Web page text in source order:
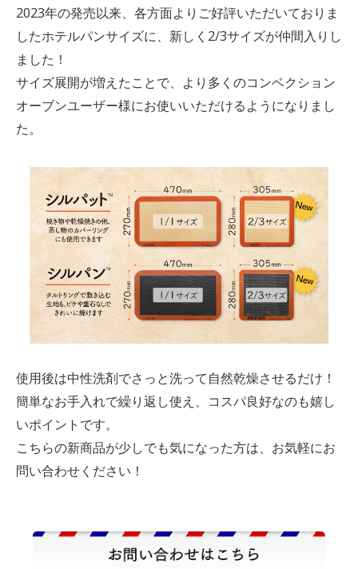
2023年の発売以来、各方面よりご好評いただいておりま
したホテルパンサイズに、新しく2/3サイズが仲間入りし
ました！
サイズ展開が増えたことで、より多くのコンベクション
オーブンユーザー様にお使いいただけるようになりまし
た。
使用後は中性洗剤でさっと洗って自然乾燥させるだけ！
簡単なお手入れで繰り返し使え、コスパ良好なのも嬉し
いポイントです。
こちらの新商品が少しでも気になった方は、お気軽にお
問い合わせください！